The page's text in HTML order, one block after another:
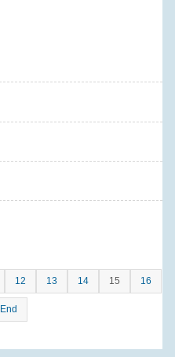
12 13 14 15 16
End